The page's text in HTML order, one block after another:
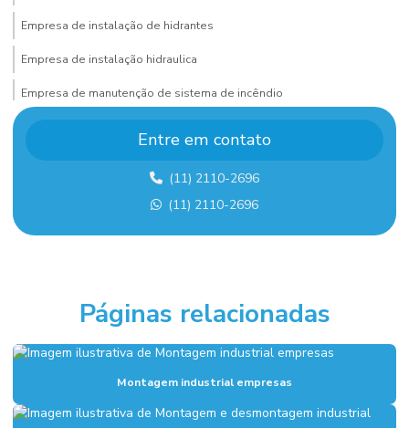
Empresa de instalação de hidrantes
Empresa de instalação hidraulica
Empresa de manutenção de sistema de incêndio
Empresa de montagem de estrutura metalica
Empresa de montagem industrial
Empresa de projeto de combate a incêndio
Execução de fundação industrial
Fundações industriais
Entre em contato
(11) 2110-2696
(11) 2110-2696
Páginas relacionadas
Montagem industrial empresas